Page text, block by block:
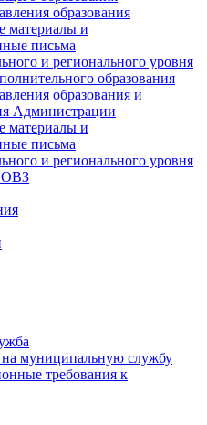
образования
материалы и
письма
и регионального уровня
образования
образования и
Администрации
материалы и
письма
и регионального уровня
ОВЗ
муниципальную службу
требования к